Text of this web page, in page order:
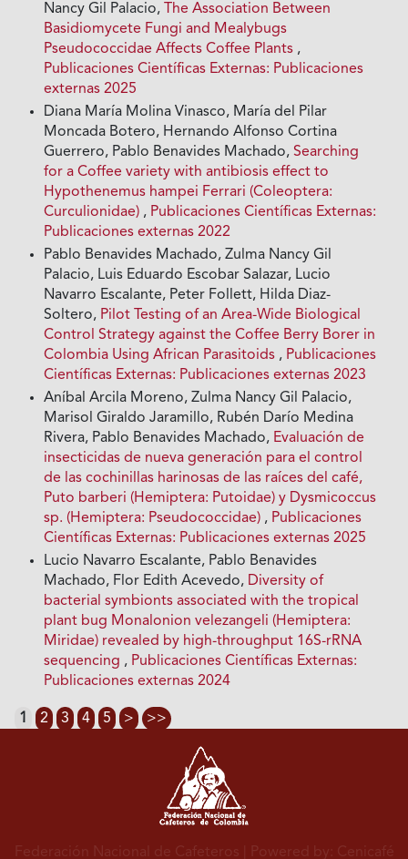
Nancy Gil Palacio, The Association Between
Basidiomycete Fungi and Mealybugs
Pseudococcidae Affects Coffee Plants ,
Publicaciones Científicas Externas: Publicaciones
externas 2025
Diana María Molina Vinasco, María del Pilar
Moncada Botero, Hernando Alfonso Cortina
Guerrero, Pablo Benavides Machado,Searching
for a Coffee variety with antibiosis effect to
Hypothenemus hampei Ferrari (Coleoptera:
Curculionidae) , Publicaciones Científicas Externas:
Publicaciones externas 2022
Pablo Benavides Machado, Zulma Nancy Gil
Palacio, Luis Eduardo Escobar Salazar, Lucio
Navarro Escalante, Peter Follett, Hilda Diaz-
Soltero, Pilot Testing of an Area-Wide Biological
Control Strategy against the Coffee Berry Borer in
Colombia Using African Parasitoids , Publicaciones
Científicas Externas: Publicaciones externas 2023
Aníbal Arcila Moreno, Zulma Nancy Gil Palacio,
Marisol Giraldo Jaramillo, Rubén Darío Medina
Rivera, Pablo Benavides Machado, Evaluación de
insecticidas de nueva generación para el control
de las cochinillas harinosas de las raíces del café,
Puto barberi (Hemiptera: Putoidae) y Dysmicoccus
sp. (Hemiptera: Pseudococcidae) , Publicaciones
Científicas Externas: Publicaciones externas 2025
Lucio Navarro Escalante, Pablo Benavides
Machado, Flor Edith Acevedo, Diversity of
bacterial symbionts associated with the tropical
plant bug Monalonion velezangeli (Hemiptera:
Miridae) revealed by high-throughput 16S-rRNA
sequencing , Publicaciones Científicas Externas:
Publicaciones externas 2024
1 2 3 4 5 > >>
Federación Nacional de Cafeteros | Powered by: Cenicafé